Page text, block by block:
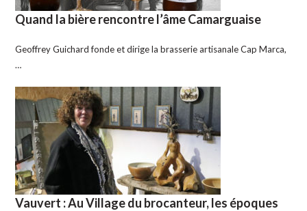
Quand la bière rencontre l’âme Camarguaise
Geoffrey Guichard fonde et dirige la brasserie artisanale Cap Marca,
…
Vauvert : Au Village du brocanteur, les époques